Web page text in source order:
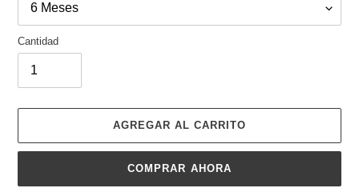
Cantidad
AGREGAR AL CARRITO
COMPRAR AHORA